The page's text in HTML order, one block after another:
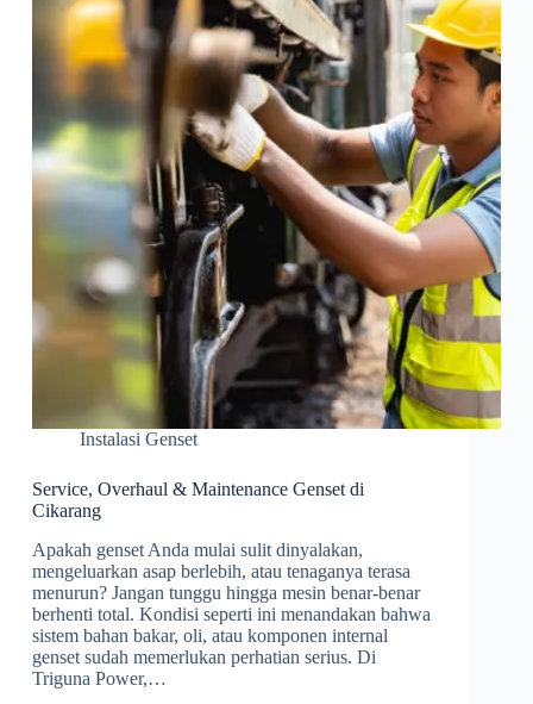
Instalasi Genset
Service, Overhaul & Maintenance Genset di
Cikarang
Apakah genset Anda mulai sulit dinyalakan,
mengeluarkan asap berlebih, atau tenaganya terasa
menurun? Jangan tunggu hingga mesin benar-benar
berhenti total. Kondisi seperti ini menandakan bahwa
sistem bahan bakar, oli, atau komponen internal
genset sudah memerlukan perhatian serius. Di
Triguna Power,…